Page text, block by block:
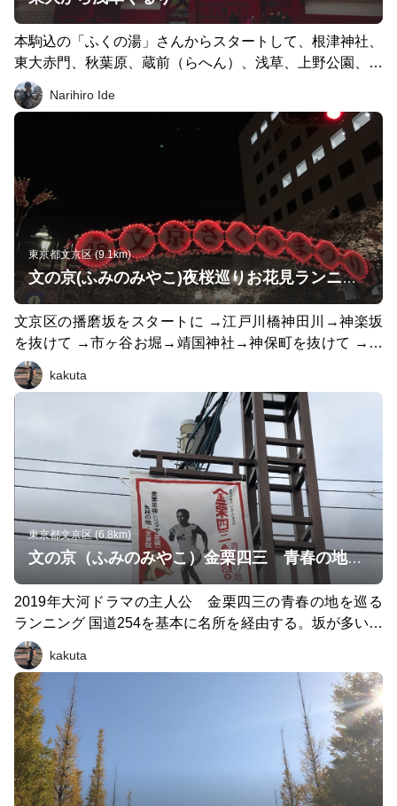
本駒込の「ふくの湯」さんからスタートして、根津神社、
東大赤門、秋葉原、蔵前（らへん）、浅草、上野公園、谷
中霊園、谷中銀座をぐるっと回るコースでした。 都内の
観光地をかなり回るコース。はとバスでツアー組めるレベ
で、みんなでゆるゆると走るのが良いかもです。
Narihiro Ide
東京都文京区 (9.1km)
文の京(ふみのみやこ)夜桜巡りお花見ランニング
文京区の播磨坂をスタートに →江戸川橋神田川→神楽坂
を抜けて →市ヶ谷お堀→靖国神社→神保町を抜けて →東
京ドームの桜を巡るランニング！ 約９kmから10kmぐら
い。 靖国神社から千鳥ヶ淵や 東京ドームから小石川後楽
園などの寄り道しても桜を楽しめます。 桜がない時期で
も、坂道あり、川沿いありと楽しめると思います。
kakuta
東京都文京区 (6.8km)
文の京（ふみのみやこ）金栗四三 青春の地巡り
2019年大河ドラマの主人公 金栗四三の青春の地を巡る
ランニング 国道254を基本に名所を経由する。坂が多いの
で距離は短いですが 割とがっつり走った感を味わえますw
大塚三丁目交差点付近の「金栗足袋発祥」の地をスタート
して、 国道254を春日方面へ 教育の森公園、「占春園の
嘉納治五郎銅像」を経由して 国道254に戻り、「播磨坂」
へ播磨坂を下って登るw 「傳通院」を経由して、春日町交
差点まで下り 白山通りを右折、「講道館前の嘉納治五郎
銅像」で折り返し！ 再び国道254を茗荷谷駅方面へ！ こ
こはずっと登りですw 途中、これまた大河ドラマの主人公
kakuta